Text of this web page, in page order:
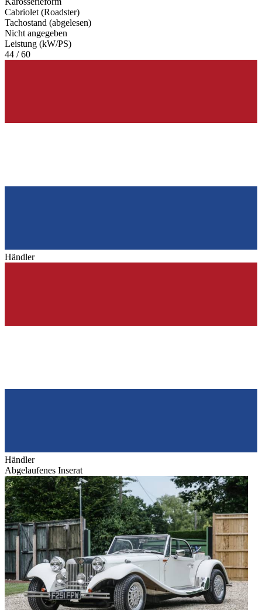
Cabriolet (Roadster)
Tachostand (abgelesen)
Nicht angegeben
Leistung (kW/PS)
44 / 60
Händler
Händler
Abgelaufenes Inserat